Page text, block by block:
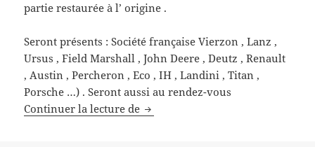
partie restaurée à l’ origine .
Seront présents : Société française Vierzon , Lanz ,
Ursus , Field Marshall , John Deere , Deutz , Renault
, Austin , Percheron , Eco , IH , Landini , Titan ,
Porsche …) . Seront aussi au rendez-vous
Continuer la lecture de Festival Tracteur Tracto Retro